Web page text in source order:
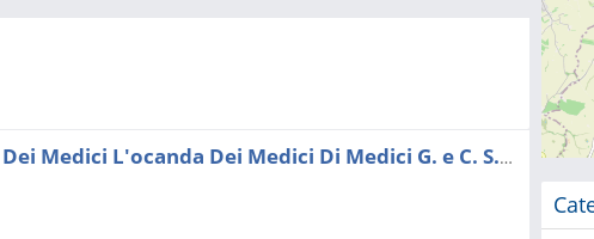
Ristorante L'ocanda Dei Medici L'ocanda Dei Medici Di Medici G. e C. S.n.c.